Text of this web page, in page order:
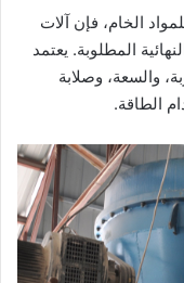
الخام، فإن آلات
المطلوبة. يعتمد
والسعة، وصلابة
الطاقة.